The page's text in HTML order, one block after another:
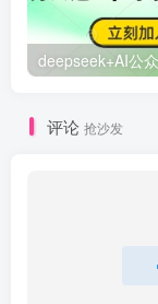
评论 抢沙发